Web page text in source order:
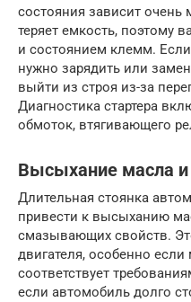
состояния зависит очень
теряет емкость, поэтому
и состоянием клемм.
нужно зарядить или
выйти из строя из-за
Диагностика стартера
обмоток, втягивающего
Высыхание масла и
Длительная стоянка
привести к высыханию
смазывающих свойств.
двигателя, особенно
соответствует
если автомобиль долго